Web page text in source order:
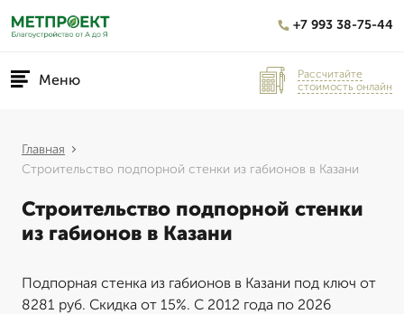
+7 993 38-75-44
Меню
Рассчитайте
стоимость онлайн
Главная
Строительство подпорной стенки из габионов в Казани
Строительство подпорной стенки
из габионов в Казани
Подпорная стенка из габионов в Казани под ключ от
8281 руб. Скидка от 15%. С 2012 года по 2026